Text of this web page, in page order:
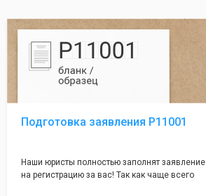
Подготовка заявления Р11001
Наши юристы полностью заполнят заявление
на регистрацию за вас! Так как чаще всего